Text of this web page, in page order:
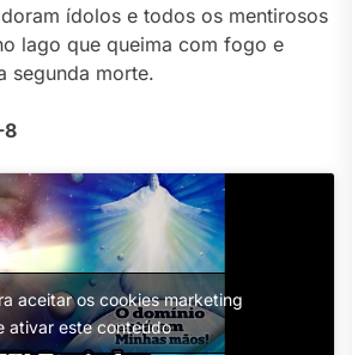
ídolos e todos os mentirosos
lago que queima com fogo e
segunda morte.
8
aceitar os cookies marketing
ativar este conteúdo